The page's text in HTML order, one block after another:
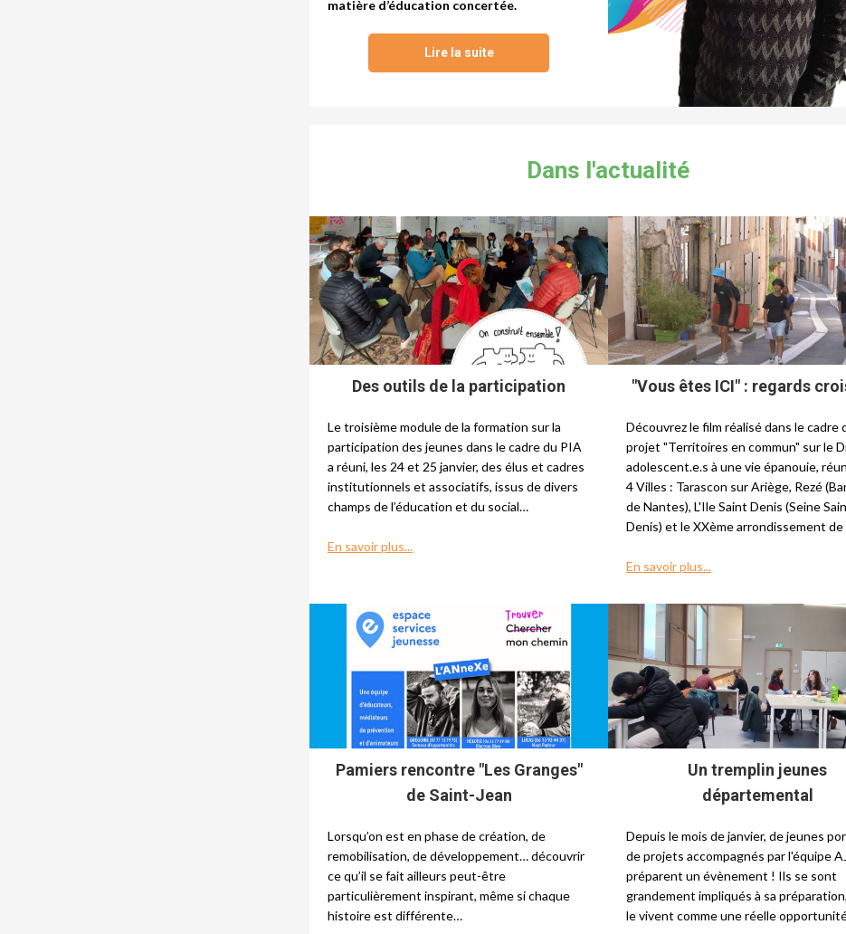
matière d’éducation concertée.
Lire la suite
Dans l'actualité
Des outils de la participation
Le troisième module de la formation sur la
participation des jeunes dans le cadre du PIA
a réuni, les 24 et 25 janvier, des élus et cadres
institutionnels et associatifs, issus de divers
champs de l’éducation et du social…
En savoir plus...
"Vous êtes ICI" : regards
Découvrez le film réalisé dans le cadre
projet "Territoires en commun" sur le
adolescent.e.s à une vie épanouie,
4 Villes : Tarascon sur Ariège, Rezé
de Nantes), L'Ile Saint Denis (Seine
Denis) et le XXème arrondissement
En savoir plus...
Pamiers rencontre "Les Granges"
de Saint-Jean
Lorsqu’on est en phase de création, de
remobilisation, de développement… découvrir
ce qu’il se fait ailleurs peut-être
particulièrement inspirant, même si chaque
histoire est différente…
Un tremplin jeunes
départemental
Depuis le mois de janvier, de jeunes
de projets accompagnés par l'équipe
préparent un évènement ! Ils se sont
grandement impliqués à sa
le vivent comme une réelle